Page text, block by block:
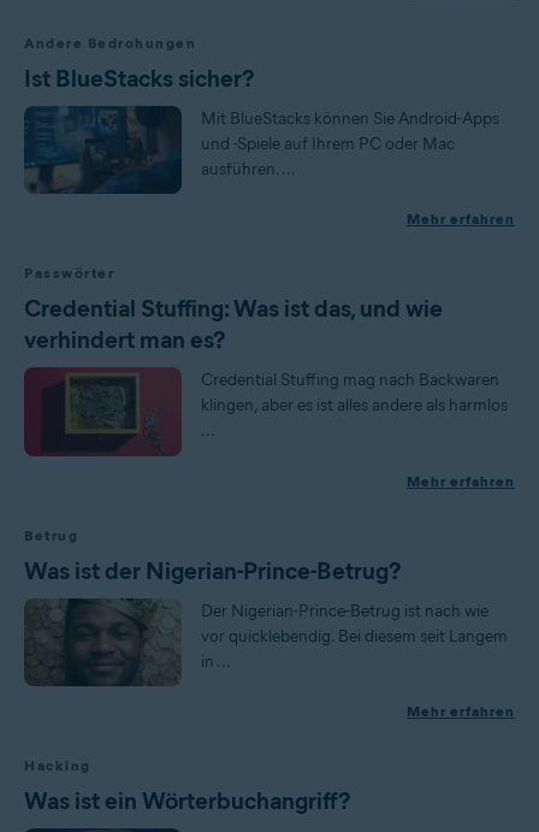
Andere Bedrohungen
Ist BlueStacks sicher?
Mit BlueStacks können Sie Android-Apps
und -Spiele auf Ihrem PC oder Mac
ausführen. ...
Mehr erfahren
Passwörter
Credential Stuffing: Was ist das, und wie
verhindert man es?
Credential Stuffing mag nach Backwaren
klingen, aber es ist alles andere als harmlos
...
Mehr erfahren
Betrug
Was ist der Nigerian-Prince-Betrug?
Der Nigerian-Prince-Betrug ist nach wie
vor quicklebendig. Bei diesem seit Langem
in ...
Mehr erfahren
Hacking
Was ist ein Wörterbuchangriff?